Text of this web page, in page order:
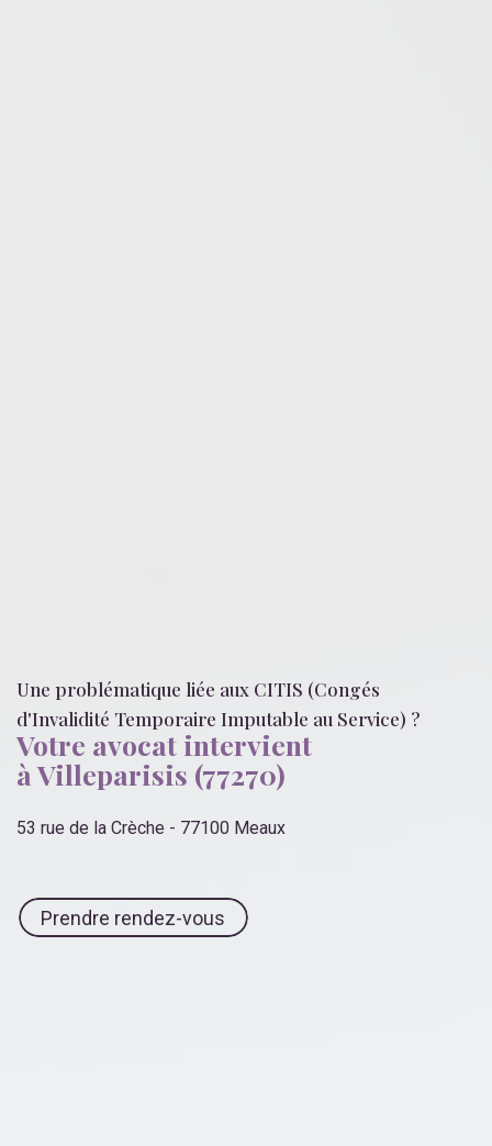
Une problématique liée aux CITIS (Congés
d'Invalidité Temporaire Imputable au Service) ?
Votre avocat intervient
à Villeparisis (77270)
53 rue de la Crèche - 77100 Meaux
Prendre rendez-vous